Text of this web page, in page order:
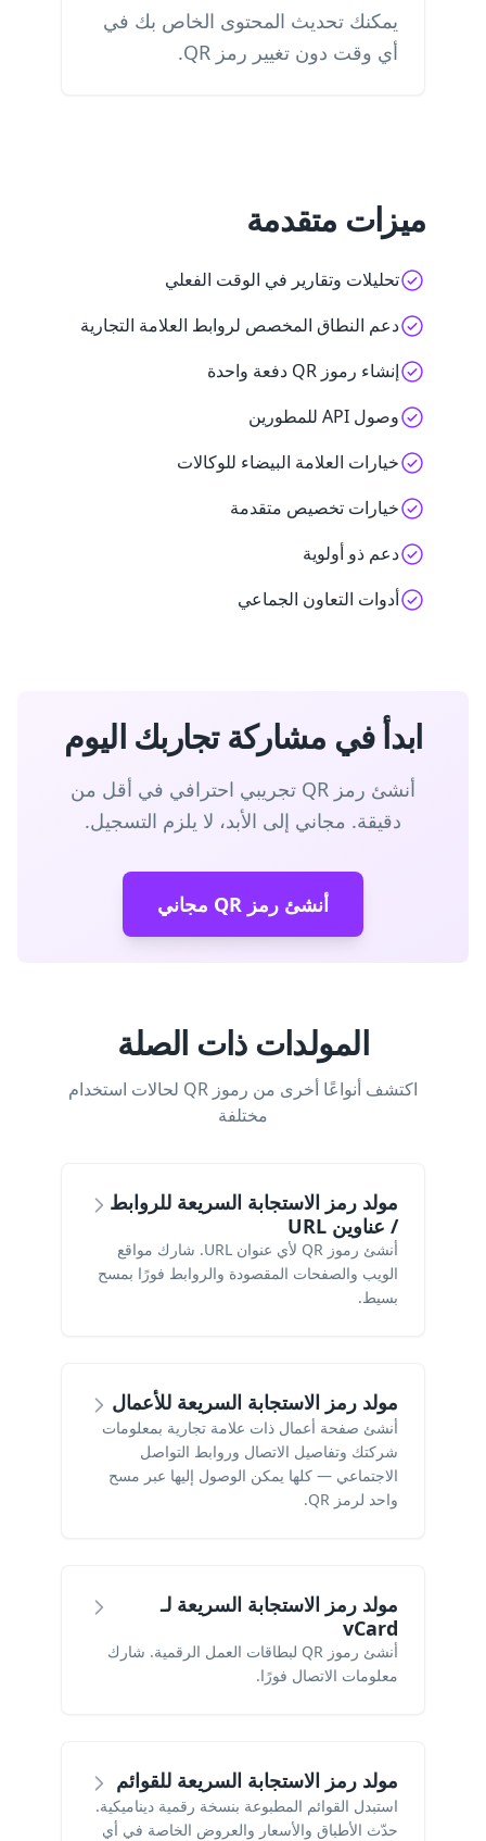
يمكنك تحديث المحتوى الخاص بك في
أي وقت دون تغيير رمز QR.
ميزات متقدمة
تحليلات وتقارير في الوقت الفعلي
دعم النطاق المخصص لروابط العلامة التجارية
إنشاء رموز QR دفعة واحدة
وصول API للمطورين
خيارات العلامة البيضاء للوكالات
خيارات تخصيص متقدمة
دعم ذو أولوية
أدوات التعاون الجماعي
ابدأ في مشاركة تجاربك اليوم
أنشئ رمز QR تجريبي احترافي في أقل من
دقيقة. مجاني إلى الأبد، لا يلزم التسجيل.
أنشئ رمز QR مجاني
المولدات ذات الصلة
اكتشف أنواعًا أخرى من رموز QR لحالات استخدام
مختلفة
مولد رمز الاستجابة السريعة للروابط
/ عناوين URL
أنشئ رموز QR لأي عنوان URL. شارك مواقع
الويب والصفحات المقصودة والروابط فورًا بمسح
بسيط.
مولد رمز الاستجابة السريعة للأعمال
أنشئ صفحة أعمال ذات علامة تجارية بمعلومات
شركتك وتفاصيل الاتصال وروابط التواصل
الاجتماعي — كلها يمكن الوصول إليها عبر مسح
واحد لرمز QR.
مولد رمز الاستجابة السريعة لـ
vCard
أنشئ رموز QR لبطاقات العمل الرقمية. شارك
معلومات الاتصال فورًا.
مولد رمز الاستجابة السريعة للقوائم
استبدل القوائم المطبوعة بنسخة رقمية ديناميكية.
حدّث الأطباق والأسعار والعروض الخاصة في أي